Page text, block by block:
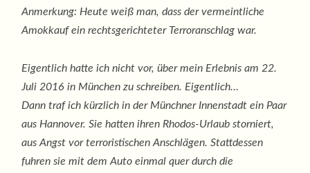
Anmerkung: Heute weiß man, dass der vermeintliche
Amokkauf ein rechtsgerichteter Terroranschlag war.
Eigentlich hatte ich nicht vor, über mein Erlebnis am 22.
Juli 2016 in München zu schreiben. Eigentlich…
Dann traf ich kürzlich in der Münchner Innenstadt ein Paar
aus Hannover. Sie hatten ihren Rhodos-Urlaub storniert,
aus Angst vor terroristischen Anschlägen. Stattdessen
fuhren sie mit dem Auto einmal quer durch die